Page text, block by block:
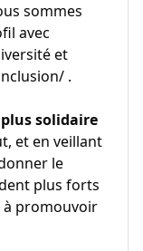
sommes
avec
et
.
solidaire
et en veillant
le
plus forts
à promouvoir